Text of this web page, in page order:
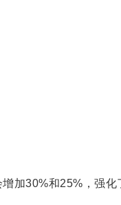
加30%和25%，强化